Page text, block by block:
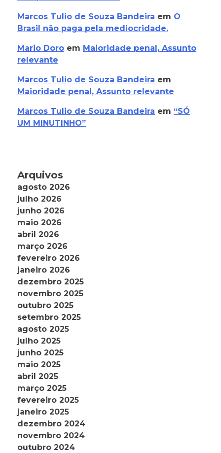
Marcos Tulio de Souza Bandeira em O
Brasil não paga pela mediocridade.
Mario Doro em Maioridade penal, Assunto
relevante
Marcos Tulio de Souza Bandeira em
Maioridade penal, Assunto relevante
Marcos Tulio de Souza Bandeira em “SÓ
UM MINUTINHO”
Arquivos
agosto 2026
julho 2026
junho 2026
maio 2026
abril 2026
março 2026
fevereiro 2026
janeiro 2026
dezembro 2025
novembro 2025
outubro 2025
setembro 2025
agosto 2025
julho 2025
junho 2025
maio 2025
abril 2025
março 2025
fevereiro 2025
janeiro 2025
dezembro 2024
novembro 2024
outubro 2024